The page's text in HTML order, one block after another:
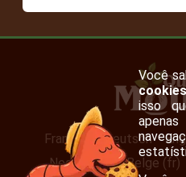
Français Deutsch
Nederlands
Belge (fr)
Você
isso
apenas